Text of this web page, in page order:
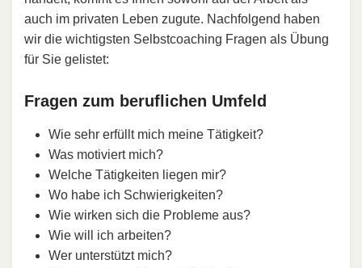
auch im privaten Leben zugute. Nachfolgend haben
wir die wichtigsten Selbstcoaching Fragen als Übung
für Sie gelistet:
Fragen zum beruflichen Umfeld
Wie sehr erfüllt mich meine Tätigkeit?
Was motiviert mich?
Welche Tätigkeiten liegen mir?
Wo habe ich Schwierigkeiten?
Wie wirken sich die Probleme aus?
Wie will ich arbeiten?
Wer unterstützt mich?